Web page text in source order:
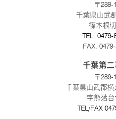
〒289-
千葉県山武
篠本根
TEL. 0479-
FAX.
千葉第
〒289-
千葉県山武郡横
字熊落台
TEL/FAX